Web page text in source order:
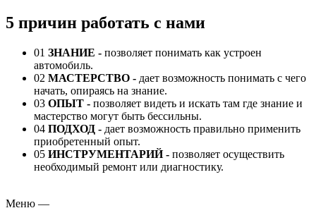
5 причин работать с нами
01 ЗНАНИЕ - позволяет понимать как устроен
автомобиль.
02 МАСТЕРСТВО - дает возможность понимать с чего
начать, опираясь на знание.
03 ОПЫТ - позволяет видеть и искать там где знание и
мастерство могут быть бессильны.
04 ПОДХОД - дает возможность правильно применить
приобретенный опыт.
05 ИНСТРУМЕНТАРИЙ- позволяет осуществить
необходимый ремонт или диагностику.
Меню —